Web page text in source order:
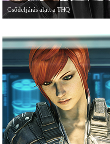
Csődeljárás alatt a THQ
Egy újabb videojáték-kiadó került